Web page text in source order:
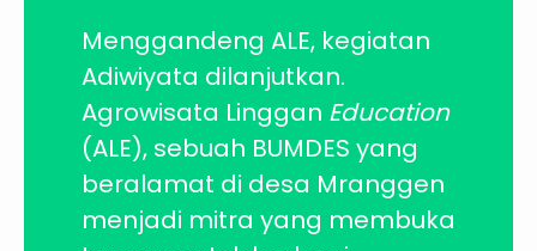
Menggandeng ALE, kegiatan
Adiwiyata dilanjutkan.
Agrowisata Linggan Education
(ALE), sebuah BUMDES yang
beralamat di desa Mranggen
menjadi mitra yang membuka